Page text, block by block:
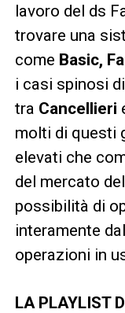
lavoro del ds
trovare una
come Basic,
i casi spinosi di
tra Cancellieri
molti di questi
elevati che
del mercato
possibilità di
interamente
operazioni in
LA PLAYLIST